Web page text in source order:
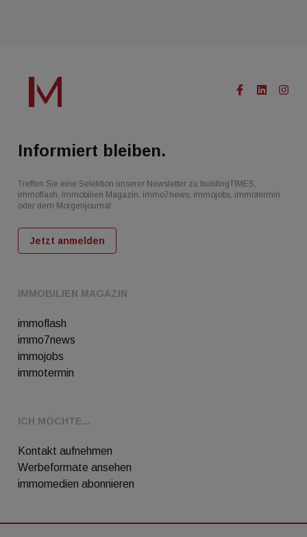
IMMOBILIEN MAGAZIN
immoflash
immo7news
immojobs
immotermin
ICH MÖCHTE...
Kontakt aufnehmen
Werbeformate ansehen
immomedien abonnieren
Informiert bleiben.
Treffen Sie eine Selektion unserer Newsletter zu buildingTIMES,
immoflash, Immobilien Magazin, immo7news, immojobs, immotermin
oder dem Morgenjournal
Jetzt anmelden